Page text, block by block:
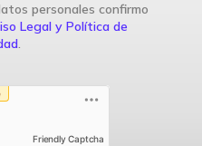
personales confirmo
Legal y Política de
.
Friendly Captcha